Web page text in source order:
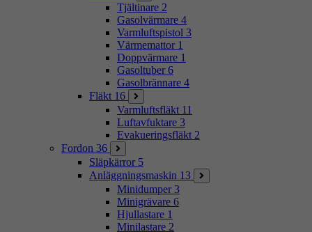
Tjältinare 2
Gasolvärmare 4
Varmluftspistol 3
Värmemattor 1
Doppvärmare 1
Gasoltuber 6
Gasolbrännare 4
Fläkt 16
Varmluftsfläkt 11
Luftavfuktare 3
Evakueringsfläkt 2
Fordon 36
Släpkärror 5
Anläggningsmaskin 13
Minidumper 3
Minigrävare 6
Hjullastare 1
Minilastare 2